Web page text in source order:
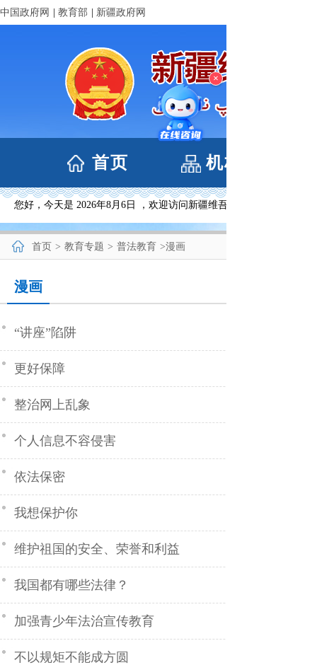
中国政府网 教育部 新疆政府网
首页 机构设置
您好，今天是 2026年8月6日 ，欢迎访问新疆维吾尔自治区教育厅网
首页 > 教育专题 > 普法教育 >漫画
漫画
“讲座”陷阱
更好保障
整治网上乱象
个人信息不容侵害
依法保密
我想保护你
维护祖国的安全、荣誉和利益
我国都有哪些法律？
加强青少年法治宣传教育
不以规矩不能成方圆
×